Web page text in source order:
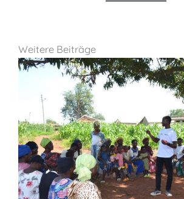
Weitere Beiträge